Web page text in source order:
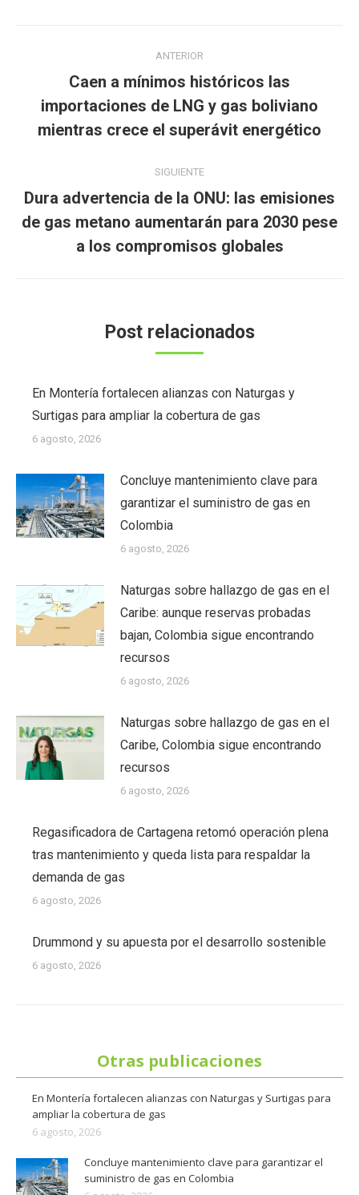
publicaciones
ANTERIOR
Publicación
anterior:
Caen a mínimos históricos las
importaciones de LNG y gas boliviano
mientras crece el superávit energético
SIGUIENTE
Publicación
siguiente:
Dura advertencia de la ONU: las emisiones
de gas metano aumentarán para 2030 pese
a los compromisos globales
Post relacionados
En Montería fortalecen alianzas con Naturgas y
Surtigas para ampliar la cobertura de gas
6 agosto, 2026
Concluye mantenimiento clave para
garantizar el suministro de gas en
Colombia
6 agosto, 2026
Naturgas sobre hallazgo de gas en el
Caribe: aunque reservas probadas
bajan, Colombia sigue encontrando
recursos
6 agosto, 2026
Naturgas sobre hallazgo de gas en el
Caribe, Colombia sigue encontrando
recursos
6 agosto, 2026
Regasificadora de Cartagena retomó operación plena
tras mantenimiento y queda lista para respaldar la
demanda de gas
6 agosto, 2026
Drummond y su apuesta por el desarrollo sostenible
6 agosto, 2026
Otras publicaciones
En Montería fortalecen alianzas con Naturgas y Surtigas para
ampliar la cobertura de gas
6 agosto, 2026
Concluye mantenimiento clave para garantizar el
suministro de gas en Colombia